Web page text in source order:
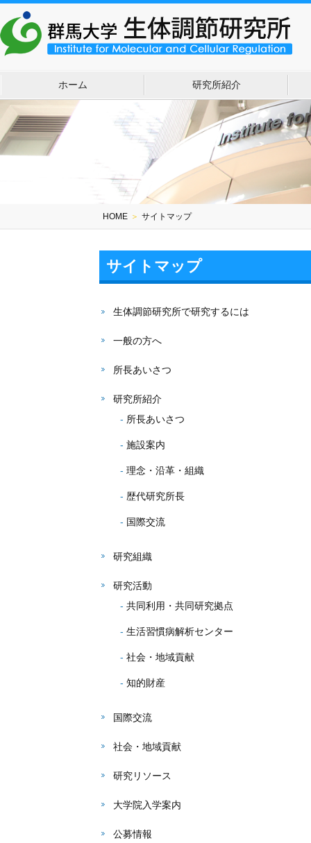
ホーム 研究所紹介
HOME ＞ サイトマップ
サイトマップ
生体調節研究所で研究するには
一般の方へ
所長あいさつ
研究所紹介
所長あいさつ
施設案内
理念・沿革・組織
歴代研究所長
国際交流
研究組織
研究活動
共同利用・共同研究拠点
生活習慣病解析センター
社会・地域貢献
知的財産
国際交流
社会・地域貢献
研究リソース
大学院入学案内
公募情報